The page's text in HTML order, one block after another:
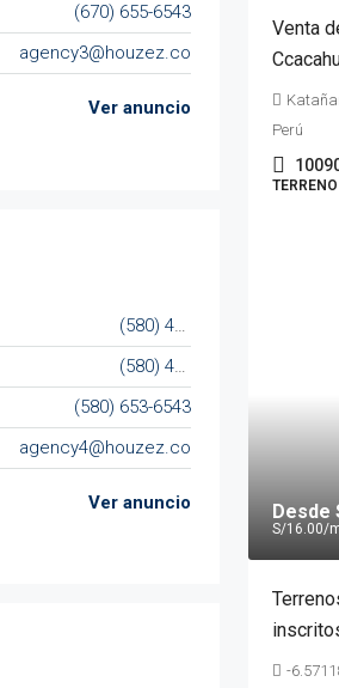
(670) 655-6543
agency3@houzez.co
Ver anuncio
(580) 453-6543
(580) 453-6432
(580) 653-6543
agency4@houzez.co
Ver anuncio
Venta
Perú
Desde
S/16.00/
-